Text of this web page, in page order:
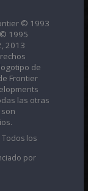
© 1993
© 1995
2013
de
Frontier
las otras
. Todos los
por